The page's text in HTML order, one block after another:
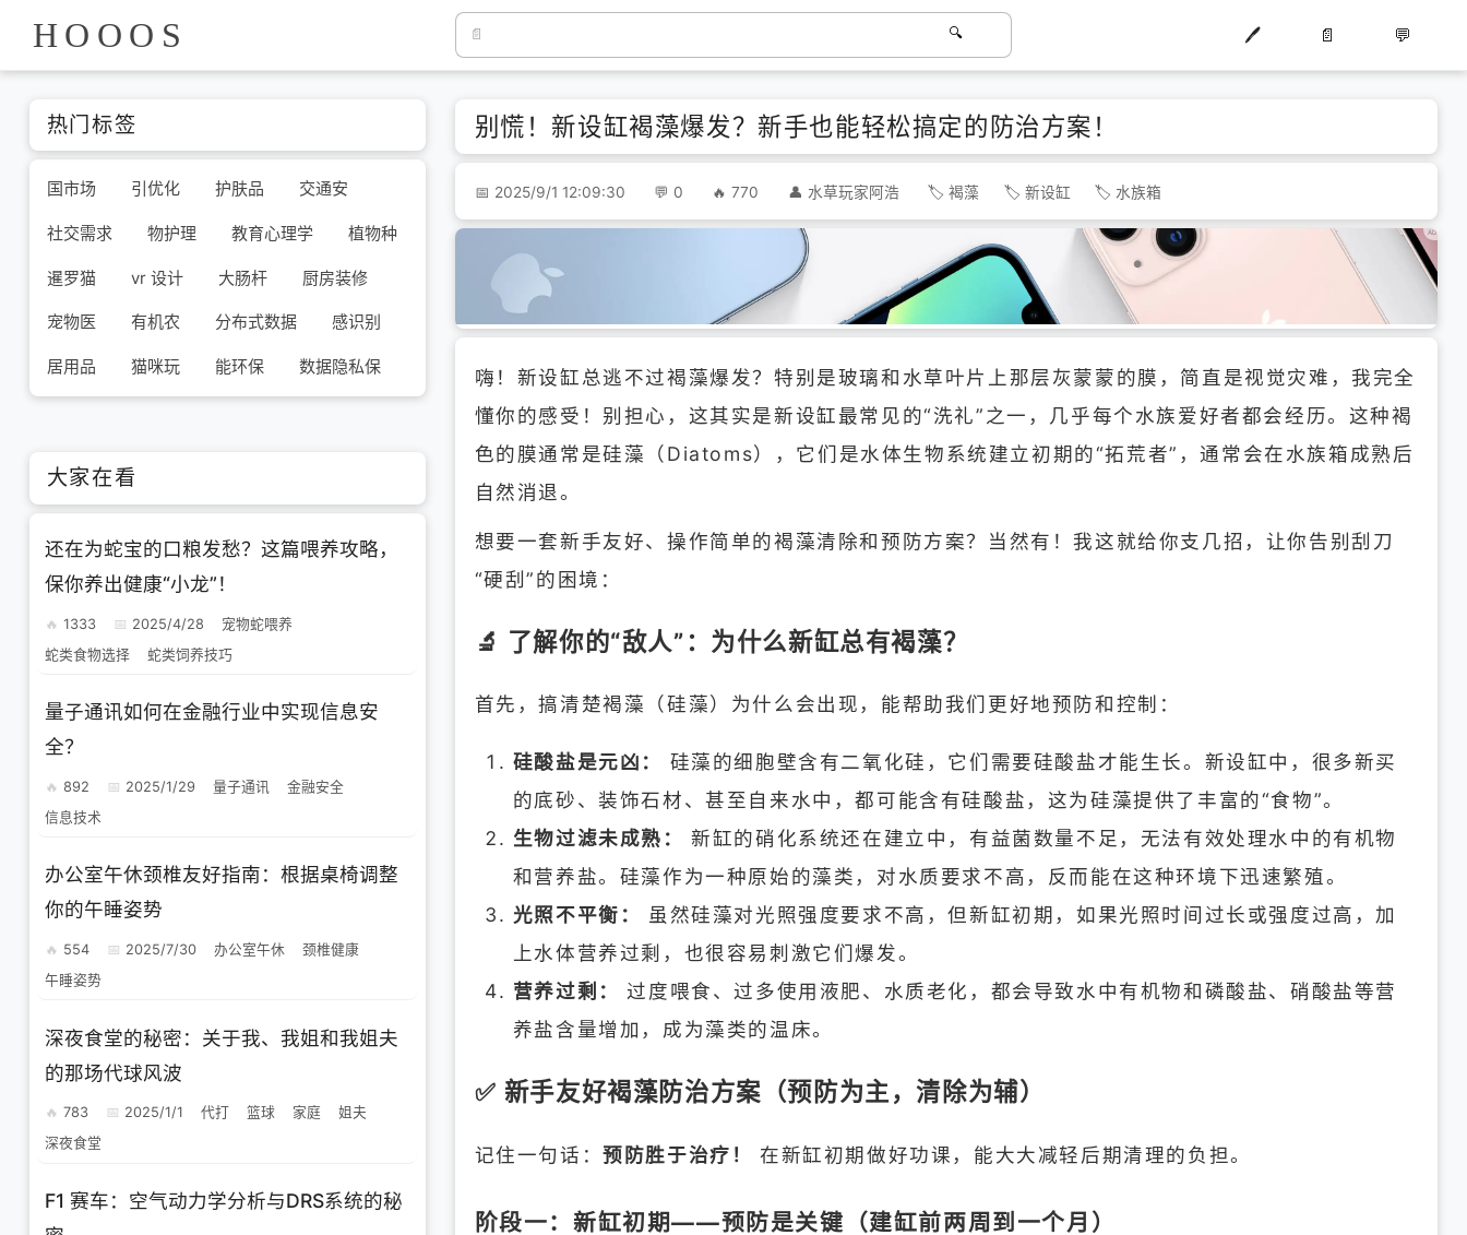
🖊️ 📄 💬
HOOOS
别慌！新设缸褐藻爆发？新手也能轻松搞定的防治方案！
2025/9/1 12:09:30 0 770 水草玩家阿浩 褐藻 新设缸 水族箱
嗨！新设缸总逃不过褐藻爆发？特别是玻璃和水草叶片上那层灰蒙蒙的膜，简直是视觉灾难，我完全
懂你的感受！别担心，这其实是新设缸最常见的“洗礼”之一，几乎每个水族爱好者都会经历。这种褐
色的膜通常是硅藻（Diatoms），它们是水体生物系统建立初期的“拓荒者”，通常会在水族箱成熟后
自然消退。
想要一套新手友好、操作简单的褐藻清除和预防方案？当然有！我这就给你支几招，让你告别刮刀
“硬刮”的困境：
🔬 了解你的“敌人”：为什么新缸总有褐藻？
首先，搞清楚褐藻（硅藻）为什么会出现，能帮助我们更好地预防和控制：
硅酸盐是元凶：
硅藻的细胞壁含有二氧化硅，它们需要硅酸盐才能生长。新设缸中，很多新买
的底砂、装饰石材、甚至自来水中，都可能含有硅酸盐，这为硅藻提供了丰富的“食物”。
生物过滤未成熟：
新缸的硝化系统还在建立中，有益菌数量不足，无法有效处理水中的有机物
和营养盐。硅藻作为一种原始的藻类，对水质要求不高，反而能在这种环境下迅速繁殖。
光照不平衡：
虽然硅藻对光照强度要求不高，但新缸初期，如果光照时间过长或强度过高，加
上水体营养过剩，也很容易刺激它们爆发。
营养过剩：
过度喂食、过多使用液肥、水质老化，都会导致水中有机物和磷酸盐、硝酸盐等营
养盐含量增加，成为藻类的温床。
✅ 新手友好褐藻防治方案（预防为主，清除为辅）
记住一句话：预防胜于治疗！ 在新缸初期做好功课，能大大减轻后期清理的负担。
阶段一：新缸初期——预防是关键（建缸前两周到一个月）
热门标签
国市场 引优化 护肤品 交通安
社交需求 物护理 教育心理学 植物种
暹罗猫 vr 设计 大肠杆 厨房装修
宠物医 有机农 分布式数据 感识别
居用品 猫咪玩 能环保 数据隐私保
大家在看
还在为蛇宝的口粮发愁？这篇喂养攻略，
保你养出健康“小龙”！
1333 2025/4/28
宠物蛇喂养
蛇类食物选择
蛇类饲养技巧
量子通讯如何在金融行业中实现信息安
全？
892 2025/1/29 量子通讯
金融安全
信息技术
办公室午休颈椎友好指南：根据桌椅调整
你的午睡姿势
554 2025/7/30 办公室午休
颈椎健康
午睡姿势
深夜食堂的秘密：关于我、我姐和我姐夫
的那场代球风波
783 2025/1/1 代打 篮球 家庭
姐夫
深夜食堂
F1 赛车：空气动力学分析与DRS系统的秘